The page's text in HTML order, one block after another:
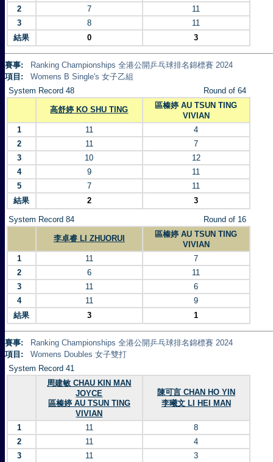
2
7
11
3
8
11
結果
0 3
賽事:
Ranking Championships 全港公開乒乓球排名錦標賽 2024
項目:
Womens B Single's 女子乙組
System Record 48
Round of 64
高舒婷 KO SHU TING
區榛婷 AU TSUN TING
VIVIAN
1
11
4
2
11
7
3
10
12
4
9
11
5
7
11
結果
2 3
System Record 84 Round of 16
李卓睿 LI ZHUORUI
區榛婷 AU TSUN TING
VIVIAN
1
11
7
2
6
11
3
11
6
4
11
9
結果
3 1
賽事:
Ranking Championships 全港公開乒乓球排名錦標賽 2024
項目:
Womens Doubles 女子雙打
System Record 41
周建敏 CHAU KIN MAN
JOYCE
區榛婷 AU TSUN TING
VIVIAN
陳可言 CHAN HO YIN
李曦文 LI HEI MAN
1 11
8
2
11
4
3
11
3